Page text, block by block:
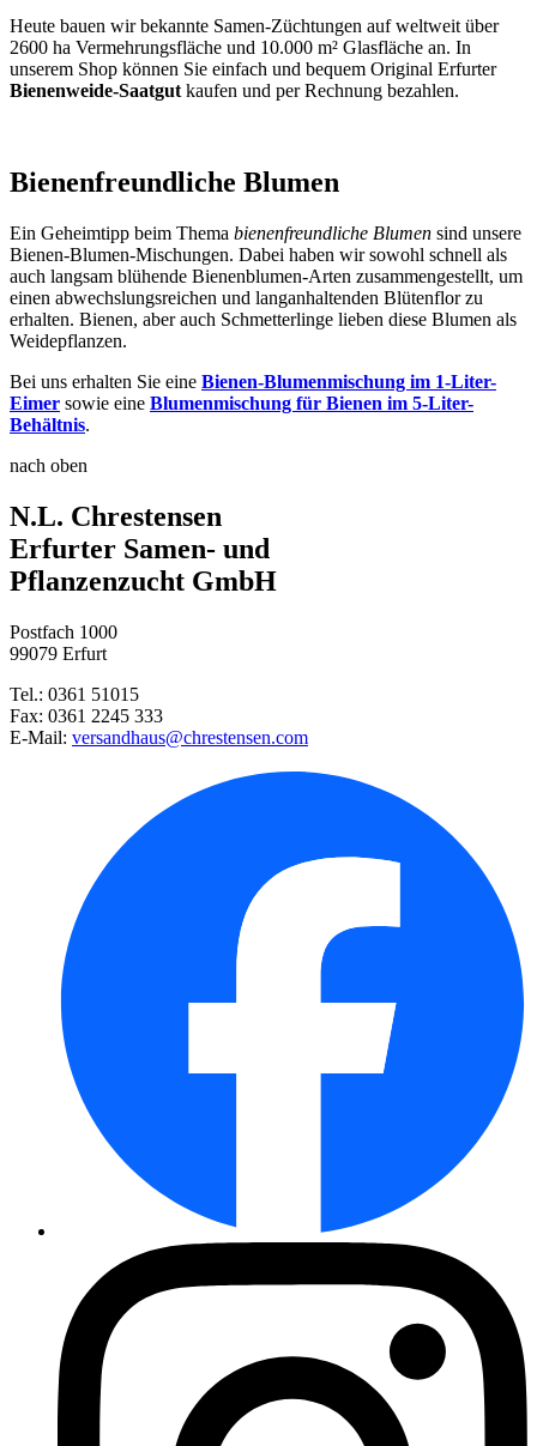
Heute bauen wir bekannte Samen-Züchtungen auf weltweit über
2600 ha Vermehrungsfläche und 10.000 m² Glasfläche an. In
unserem Shop können Sie einfach und bequem Original Erfurter
Bienenweide-Saatgut kaufen und per Rechnung bezahlen.
Bienenfreundliche Blumen
Ein Geheimtipp beim Thema bienenfreundliche Blumen sind unsere
Bienen-Blumen-Mischungen. Dabei haben wir sowohl schnell als
auch langsam blühende Bienenblumen-Arten zusammengestellt, um
einen abwechslungsreichen und langanhaltenden Blütenflor zu
erhalten. Bienen, aber auch Schmetterlinge lieben diese Blumen als
Weidepflanzen.
Bei uns erhalten Sie eine Bienen-Blumenmischung im 1-Liter-
Eimer sowie eine Blumenmischung für Bienen im 5-Liter-
Behältnis.
nach oben
N.L. Chrestensen
Erfurter Samen- und
Pflanzenzucht GmbH
Postfach 1000
99079 Erfurt
Tel.: 0361 51015
Fax: 0361 2245 333
E-Mail: versandhaus@chrestensen.com